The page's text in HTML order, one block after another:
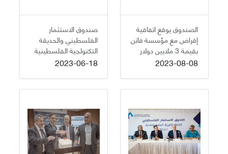
الصندوق يوقع اتفاقية
إقراض مع مؤسسة فاتن
بقيمة 3 ملايين دولار
لتمويل المشاريع
محافظة القدس
2023-08-08
صندوق الاستثمار
الفلسطيني والحديقة
التكنولجية الفلسطينية
يختتمان برنامج مسرّع
2023-06-18